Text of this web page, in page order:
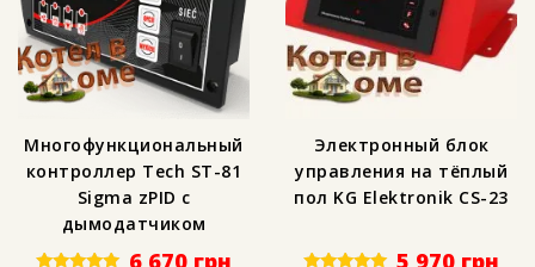
Многофункциональный
контроллер Tech ST-81
Sigma zPID с
дымодатчиком
6 670 грн
Электронный блок
управления на тёплый
пол KG Elektronik СS-23
5 970 грн